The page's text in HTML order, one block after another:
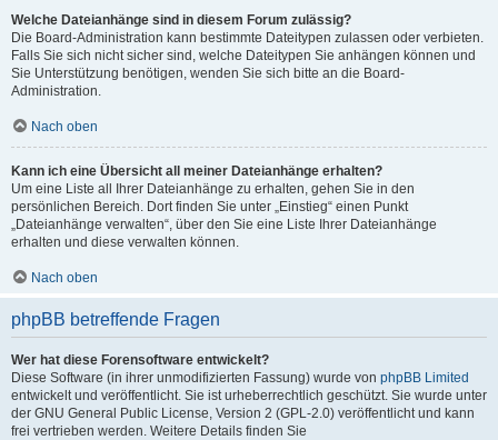
Welche Dateianhänge sind in diesem Forum zulässig?
Die Board-Administration kann bestimmte Dateitypen zulassen oder verbieten.
Falls Sie sich nicht sicher sind, welche Dateitypen Sie anhängen können und
Sie Unterstützung benötigen, wenden Sie sich bitte an die Board-
Administration.
Nach oben
Kann ich eine Übersicht all meiner Dateianhänge erhalten?
Um eine Liste all Ihrer Dateianhänge zu erhalten, gehen Sie in den
persönlichen Bereich. Dort finden Sie unter „Einstieg“ einen Punkt
„Dateianhänge verwalten“, über den Sie eine Liste Ihrer Dateianhänge
erhalten und diese verwalten können.
Nach oben
phpBB betreffende Fragen
Wer hat diese Forensoftware entwickelt?
Diese Software (in ihrer unmodifizierten Fassung) wurde von phpBB Limited
entwickelt und veröffentlicht. Sie ist urheberrechtlich geschützt. Sie wurde unter
der GNU General Public License, Version 2 (GPL-2.0) veröffentlicht und kann
frei vertrieben werden. Weitere Details finden Sie